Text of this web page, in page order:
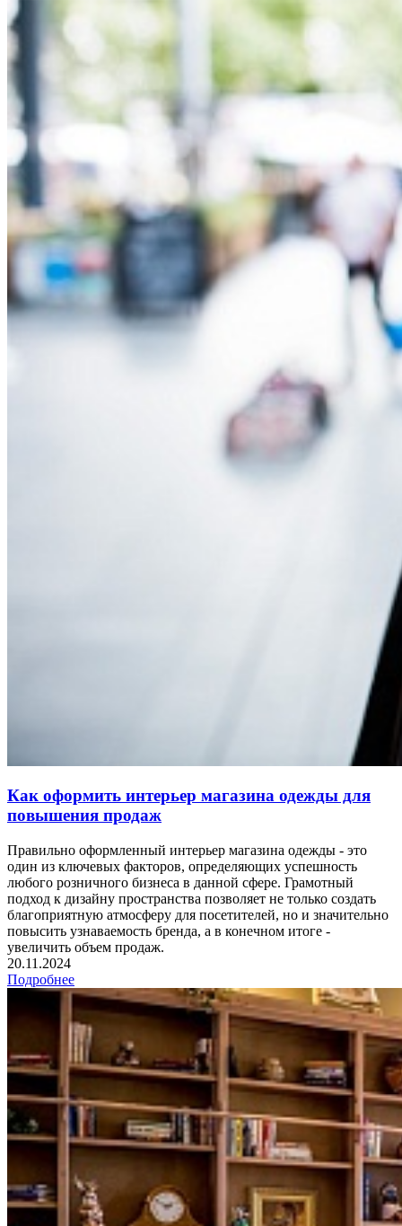
Как оформить интерьер магазина одежды для
повышения продаж
Правильно оформленный интерьер магазина одежды - это
один из ключевых факторов, определяющих успешность
любого розничного бизнеса в данной сфере. Грамотный
подход к дизайну пространства позволяет не только создать
благоприятную атмосферу для посетителей, но и значительно
повысить узнаваемость бренда, а в конечном итоге -
увеличить объем продаж.
20.11.2024
Подробнее